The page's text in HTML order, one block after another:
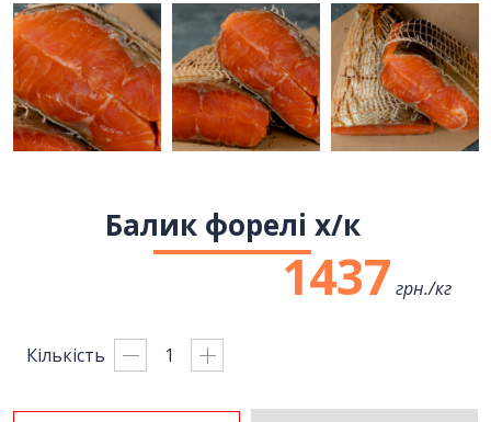
Балик форелі х/к
1437 грн./кг
Кількість